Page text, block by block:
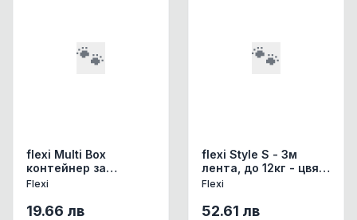
🐾
flexi Multi Box
контейнер за
лакомства/торбички
Flexi
19.66 лв
🐾
flexi Style S - 3м
лента, до 12кг - цвят
мента
Flexi
52.61 лв